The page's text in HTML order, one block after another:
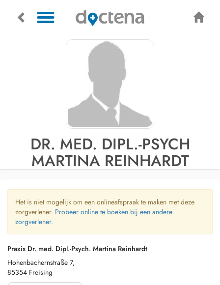
DR. MED. DIPL.-PSYCH
MARTINA REINHARDT
Het is niet mogelijk om een onlineafspraak te maken met deze
zorgverlener. Probeer online te boeken bij een andere
zorgverlener.
Praxis Dr. med. Dipl.-Psych. Martina Reinhardt
Hohenbachernstraße 7,
85354 Freising